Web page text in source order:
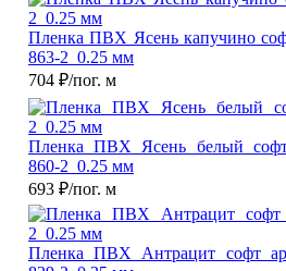
Пленка ПВХ Ясень капучино
863-2_0.25 мм
704 ₽/пог. м
Пленка ПВХ Ясень белый
860-2_0.25 мм
693 ₽/пог. м
Пленка ПВХ Антрацит софт